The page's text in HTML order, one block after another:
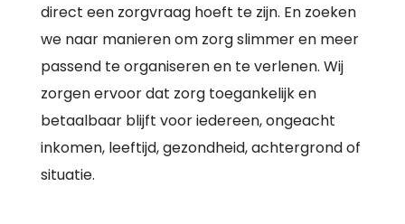
direct een zorgvraag hoeft te zijn. En zoeken
we naar manieren om zorg slimmer en meer
passend te organiseren en te verlenen. Wij
zorgen ervoor dat zorg toegankelijk en
betaalbaar blijft voor iedereen, ongeacht
inkomen, leeftijd, gezondheid, achtergrond of
situatie.